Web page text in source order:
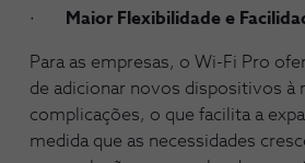
· Maior Flexibilidade e
Para as empresas, o Wi-Fi Pro
de adicionar novos dispositivos à
complicações, o que facilita a
medida que as necessidades